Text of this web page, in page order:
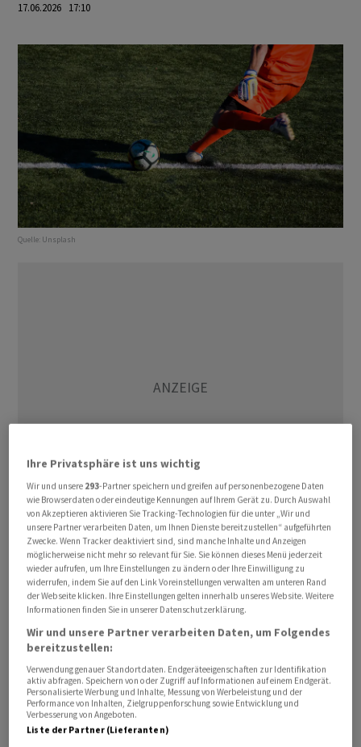
17.06.2026 17:10
Quelle: Unsplash
Mit der Fussball-Weltmeisterschaft der Männer rücken
sogenannte «Prediction Markets» in den Fokus von
Regulierungsbehörden wie der Interkantonalen
Geldspielaufsicht (Gespa).
Diese schloss sich am Mittwoch einer europäischen
Erklärung gegen sogenannte Prognosemärkte an.
Gemeinsam mit den Behörden aus Belgien,
Deutschland, Frankreich, Italien, den Niederlanden,
Polen, Portugal und Spanien will die Gespa
Konsumentinnen und Konsumenten auf Risiken
Ihre Privatsphäre ist uns wichtig
Wir und unsere 293-Partner speichern und greifen auf personenbezogene Daten
wie Browserdaten oder eindeutige Kennungen auf Ihrem Gerät zu. Durch Auswahl
von Akzeptieren aktivieren Sie Tracking-Technologien für die unter „Wir und
unsere Partner verarbeiten Daten, um Ihnen Dienste bereitzustellen“ aufgeführten
Zwecke. Wenn Tracker deaktiviert sind, sind manche Inhalte und Anzeigen
möglicherweise nicht mehr so relevant für Sie. Sie können dieses Menü jederzeit
wieder aufrufen, um Ihre Einstellungen zu ändern oder Ihre Einwilligung zu
widerrufen, indem Sie auf den Link Voreinstellungen verwalten am unteren Rand
der Webseite klicken. Ihre Einstellungen gelten innerhalb unseres Website. Weitere
Informationen finden Sie in unserer Datenschutzerklärung.
Wir und unsere Partner verarbeiten Daten, um Folgendes
bereitzustellen:
Verwendung genauer Standortdaten. Endgeräteeigenschaften zur Identifikation
aktiv abfragen. Speichern von oder Zugriff auf Informationen auf einem Endgerät.
Personalisierte Werbung und Inhalte, Messung von Werbeleistung und der
Performance von Inhalten, Zielgruppenforschung sowie Entwicklung und
Verbesserung von Angeboten.
Liste der Partner (Lieferanten)